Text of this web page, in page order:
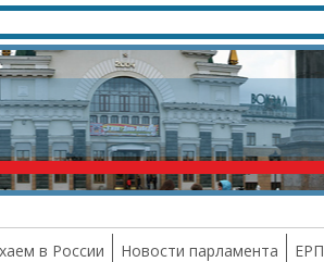
в России Новости парламента ЕРП